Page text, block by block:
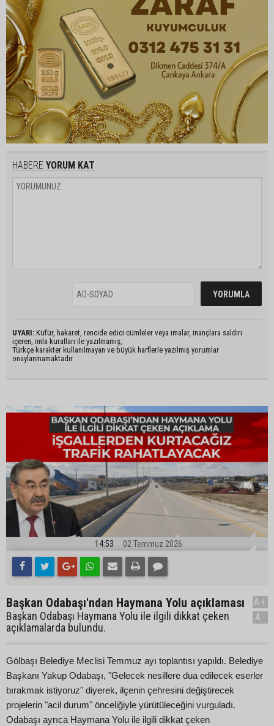
HABERE YORUM KAT
UYARI: Küfür, hakaret, rencide edici cümleler veya imalar, inançlara saldırı
içeren, imla kuralları ile yazılmamış,
Türkçe karakter kullanılmayan ve büyük harflerle yazılmış yorumlar
onaylanmamaktadır.
14:53 02 Temmuz 2026
Başkan Odabaşı'ndan Haymana Yolu açıklaması
Başkan Odabaşı Haymana Yolu ile ilgili dikkat çeken
açıklamalarda bulundu.
A+
A-
Gölbaşı Belediye Meclisi Temmuz ayı toplantısı yapıldı. Belediye
Başkanı Yakup Odabaşı, "Gelecek nesillere dua edilecek eserler
bırakmak istiyoruz" diyerek, ilçenin çehresini değiştirecek
projelerin "acil durum" önceliğiyle yürütüleceğini vurguladı.
Odabaşı ayrıca Haymana Yolu ile ilgili dikkat çeken